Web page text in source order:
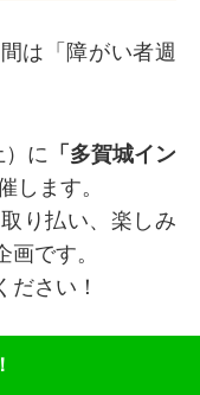
は「障がい者週
に 「多賀城イン
します。
り払い、楽しみ
です。
ださい！